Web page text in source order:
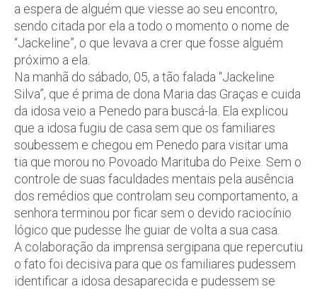
a espera de alguém que viesse ao seu encontro,
sendo citada por ela a todo o momento o nome de
“Jackeline”, o que levava a crer que fosse alguém
próximo a ela.
Na manhã do sábado, 05, a tão falada “Jackeline
Silva”, que é prima de dona Maria das Graças e cuida
da idosa veio a Penedo para buscá-la. Ela explicou
que a idosa fugiu de casa sem que os familiares
soubessem e chegou em Penedo para visitar uma
tia que morou no Povoado Marituba do Peixe. Sem o
controle de suas faculdades mentais pela ausência
dos remédios que controlam seu comportamento, a
senhora terminou por ficar sem o devido raciocínio
lógico que pudesse lhe guiar de volta a sua casa.
A colaboração da imprensa sergipana que repercutiu
o fato foi decisiva para que os familiares pudessem
identificar a idosa desaparecida e pudessem se